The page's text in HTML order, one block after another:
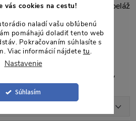
vás cookies na cestu!
naladí vašu obľúbenú
pomáhajú doladiť tento web
Pokračovaním súhlasíte s
Viac informácií nájdete tu.
Nastavenie
Súhlasím
7 s dieselovým motorom. Kabeláž
panelu klimatizácie.
2007) - dieselové motory